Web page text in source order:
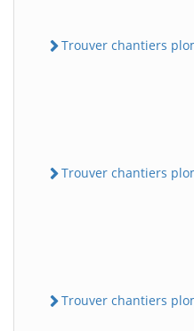
Trouver chantiers
Trouver chantiers
Trouver chantiers